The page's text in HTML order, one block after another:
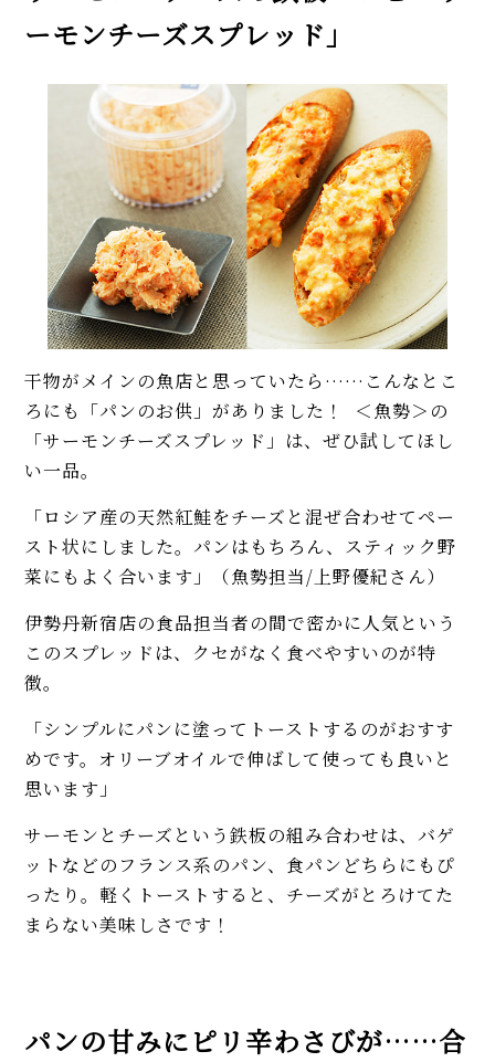
ーモンチーズスプレッド」
干物がメインの魚店と思っていたら……こんなとこ
ろにも「パンのお供」がありました！ ＜魚勢＞の
「サーモンチーズスプレッド」は、ぜひ試してほし
い一品。
「ロシア産の天然紅鮭をチーズと混ぜ合わせてペー
スト状にしました。パンはもちろん、スティック野
菜にもよく合います」（魚勢担当/上野優紀さん）
伊勢丹新宿店の食品担当者の間で密かに人気という
このスプレッドは、クセがなく食べやすいのが特
徴。
「シンプルにパンに塗ってトーストするのがおすす
めです。オリーブオイルで伸ばして使っても良いと
思います」
サーモンとチーズという鉄板の組み合わせは、バゲ
ットなどのフランス系のパン、食パンどちらにもぴ
ったり。軽くトーストすると、チーズがとろけてた
まらない美味しさです！
パンの甘みにピリ辛わさびが……合